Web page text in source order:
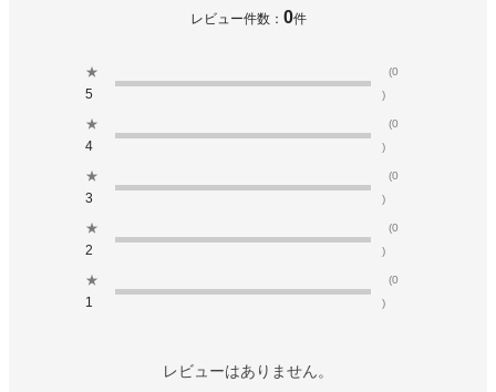
レビュー件数： 0件
★
5
(0
)
★
4
(0
)
★
3
(0
)
★
2
(0
)
★
1
(0
)
レビューはありません。